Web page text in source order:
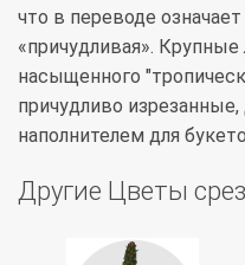
что в переводе
«причудливая».
насыщенного
причудливо
наполнителем для
Другие Цветы